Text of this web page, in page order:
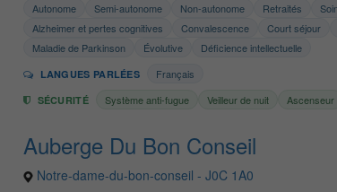
Autonome Semi-autonome Non-autonome Retraités
Alzheimer et pertes cognitives
Convalescence Court séjour
Maladie de Parkinson
Évolutive Déficience intellectuelle
LANGUES PARLÉES Français
SÉCURITÉ Système anti-fugue Veilleur de nuit Ascenseur
Auberge Du Bon Conseil
Notre-dame-du-bon-conseil - J0C 1A0